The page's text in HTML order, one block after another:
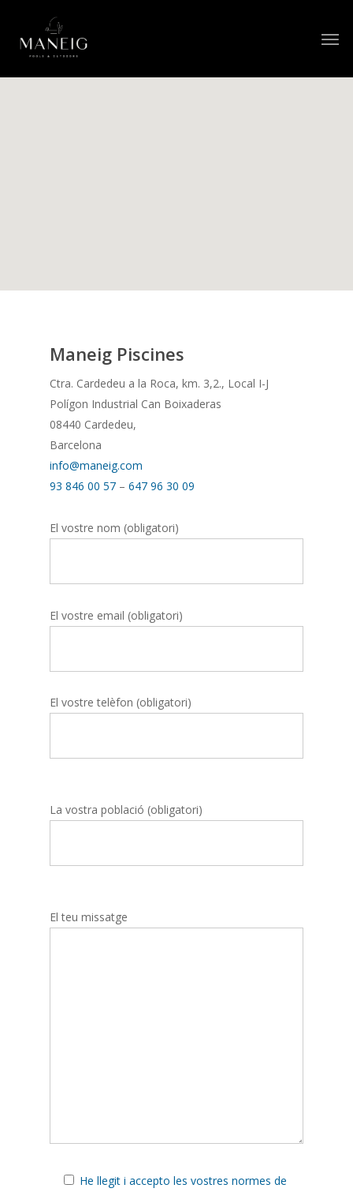
Maneig Piscines
Ctra. Cardedeu a la Roca, km. 3,2., Local I-J
Polígon Industrial Can Boixaderas
08440 Cardedeu,
Barcelona
info@maneig.com
93 846 00 57– 647 96 30 09
El vostre nom (obligatori)
El vostre email (obligatori)
El vostre telèfon (obligatori)
La vostra població (obligatori)
El teu missatge
He llegit i accepto les vostres normes de